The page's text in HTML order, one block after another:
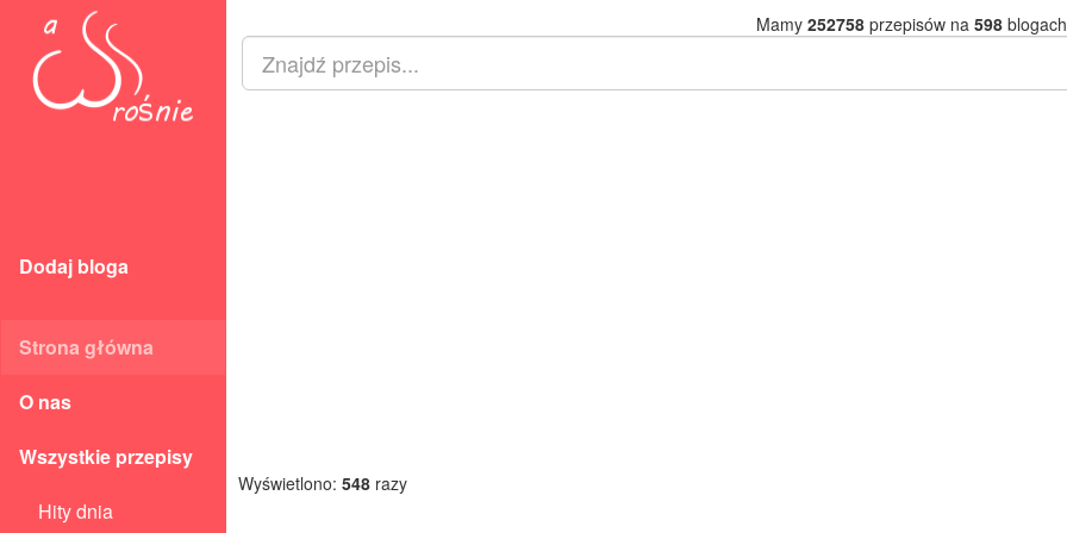
Dodaj bloga
Strona główna
O nas
Wszystkie przepisy
Hity dnia
Mamy 252758przepisów na 598
Wyświetlono: 548 razy